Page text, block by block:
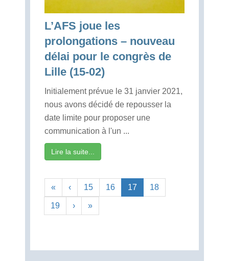
L’AFS joue les
prolongations – nouveau
délai pour le congrès de
Lille (15-02)
Initialement prévue le 31 janvier 2021,
nous avons décidé de repousser la
date limite pour proposer une
communication à l'un ...
Lire la suite...
« ‹ 15 16 17 18
19 › »